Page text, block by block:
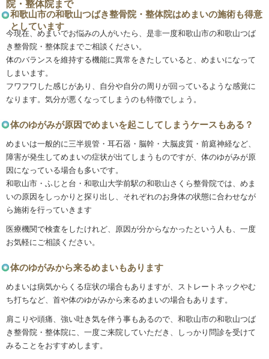
めまい
めまいの根本的な施術の事なら和歌山市
院・整体院まで
和歌山市の和歌山つばき整骨院・整体院は
としています
今現在、めまいでお悩みの人がいたら、是非一度
き整骨院・整体院までご相談ください。
体のバランスを維持する機能に異常をきたしてい
しまいます。
フワフワした感じがあり、自分や自分の周りが回
なります。気分が悪くなってしまうのも特徴でし
体のゆがみが原因でめまいを起こしてしま